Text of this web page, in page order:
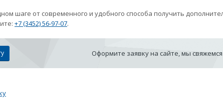
шаге от современного и удобного способа получить
+7 (3452) 56-97-07.
Оформите заявку на сайте, мы